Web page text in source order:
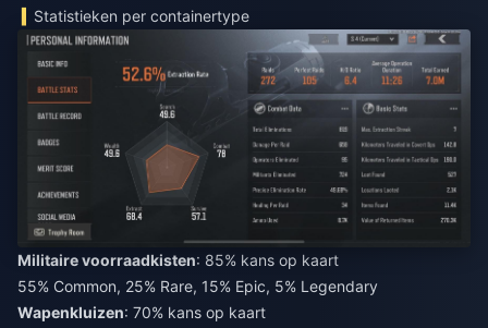
Statistieken per containertype
Militaire voorraadkisten: 85% kans op kaart
55% Common, 25% Rare, 15% Epic, 5% Legendary
Wapenkluizen: 70% kans op kaart